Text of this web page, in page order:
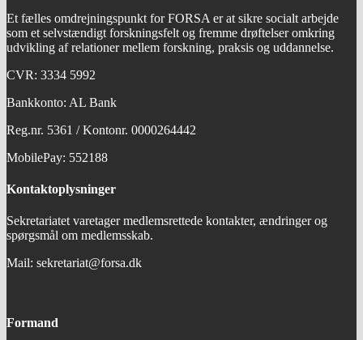
Et fælles omdrejningspunkt for FORSA er at sikre socialt arbejde
som et selvstændigt forskningsfelt og fremme drøftelser omkring
udvikling af relationer mellem forskning, praksis og uddannelse.
CVR: 3334 5992
Bankkonto: AL Bank
Reg.nr. 5361 / Kontonr. 0000264442
MobilePay: 552188
Kontaktoplysninger
Sekretariatet varetager medlemsrettede kontakter, ændringer og
spørgsmål om medlemsskab.
Mail: sekretariat@forsa.dk
Formand